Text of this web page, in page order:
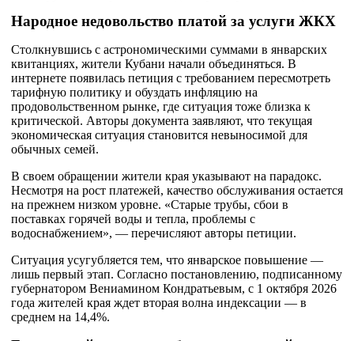
Народное недовольство платой за услуги ЖКХ
Столкнувшись с астрономическими суммами в январских
квитанциях, жители Кубани начали объединяться. В
интернете появилась петиция с требованием пересмотреть
тарифную политику и обуздать инфляцию на
продовольственном рынке, где ситуация тоже близка к
критической. Авторы документа заявляют, что текущая
экономическая ситуация становится невыносимой для
обычных семей.
В своем обращении жители края указывают на парадокс.
Несмотря на рост платежей, качество обслуживания остается
на прежнем низком уровне. «Старые трубы, сбои в
поставках горячей воды и тепла, проблемы с
водоснабжением», — перечисляют авторы петиции.
Ситуация усугубляется тем, что январское повышение —
лишь первый этап. Согласно постановлению, подписанному
губернатором Вениамином Кондратьевым, с 1 октября 2026
года жителей края ждет вторая волна индексации — в
среднем на 14,4%.